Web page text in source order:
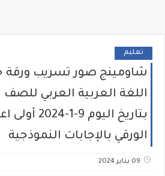
تعليم
شاومينج صور تسريب ورقة
اللغة العربية العربي للصف
بتاريخ اليوم
الورقي بالإجابات النموذجية
09 يناير 2024